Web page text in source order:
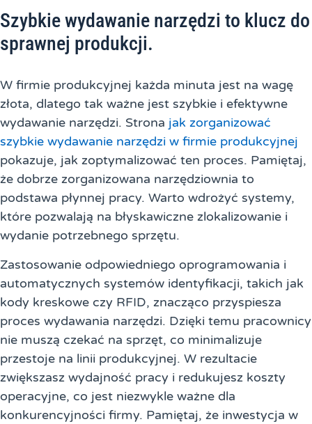
Szybkie wydawanie narzędzi to klucz do
sprawnej produkcji.
W firmie produkcyjnej każda minuta jest na wagę
złota, dlatego tak ważne jest szybkie i efektywne
wydawanie narzędzi. Strona jak zorganizować
szybkie wydawanie narzędzi w firmie produkcyjnej
pokazuje, jak zoptymalizować ten proces. Pamiętaj,
że dobrze zorganizowana narzędziownia to
podstawa płynnej pracy. Warto wdrożyć systemy,
które pozwalają na błyskawiczne zlokalizowanie i
wydanie potrzebnego sprzętu.
Zastosowanie odpowiedniego oprogramowania i
automatycznych systemów identyfikacji, takich jak
kody kreskowe czy RFID, znacząco przyspiesza
proces wydawania narzędzi. Dzięki temu pracownicy
nie muszą czekać na sprzęt, co minimalizuje
przestoje na linii produkcyjnej. W rezultacie
zwiększasz wydajność pracy i redukujesz koszty
operacyjne, co jest niezwykle ważne dla
konkurencyjności firmy. Pamiętaj, że inwestycja w